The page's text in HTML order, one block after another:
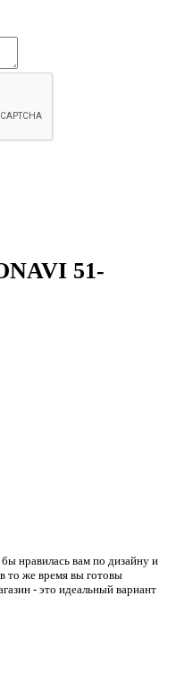
51-
нравилась вам по дизайну и
то же время вы готовы
- это идеальный вариант